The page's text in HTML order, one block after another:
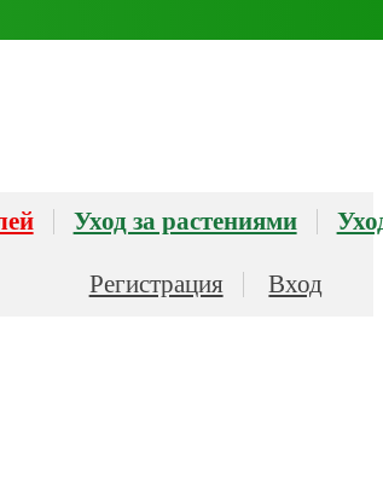
Уход за растениями
Регистрация Вход